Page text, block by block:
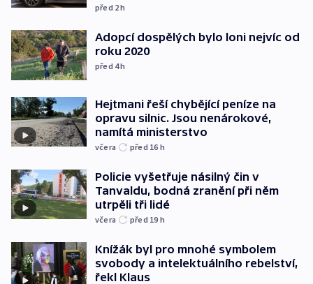
před 2h
Adopcí dospělých bylo loni nejvíc od
roku 2020
před 4h
Hejtmani řeší chybějící peníze na
opravu silnic. Jsou nenárokové,
namítá ministerstvo
včera před 16 h
Policie vyšetřuje násilný čin v
Tanvaldu, bodná zranění při něm
utrpěli tři lidé
včera před 19 h
Knížák byl pro mnohé symbolem
svobody a intelektuálního rebelství,
řekl Klaus